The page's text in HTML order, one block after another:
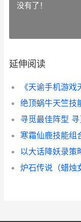
没有了！
延伸阅读
寻觅最佳阵型
炉石传说（蜡烛